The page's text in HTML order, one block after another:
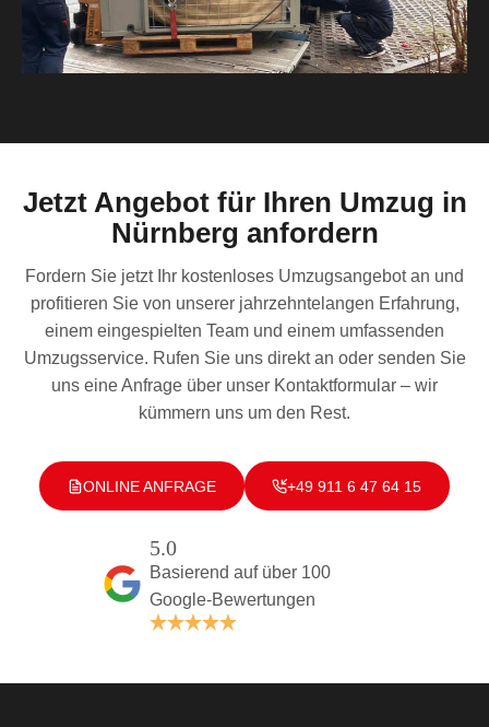
Jetzt Angebot für Ihren Umzug in
Nürnberg anfordern
Fordern Sie jetzt Ihr kostenloses Umzugsangebot an und
profitieren Sie von unserer jahrzehntelangen Erfahrung,
einem eingespielten Team und einem umfassenden
Umzugsservice. Rufen Sie uns direkt an oder senden Sie
uns eine Anfrage über unser Kontaktformular – wir
kümmern uns um den Rest.
ONLINE ANFRAGE +49 911 6 47 64 15
5.0
Basierend auf über 100
Google-Bewertungen